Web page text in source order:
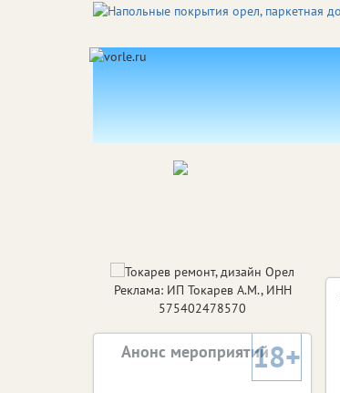
Реклама: ИП Токарев А.М., ИНН
575402478570
Анонс мероприятий18+